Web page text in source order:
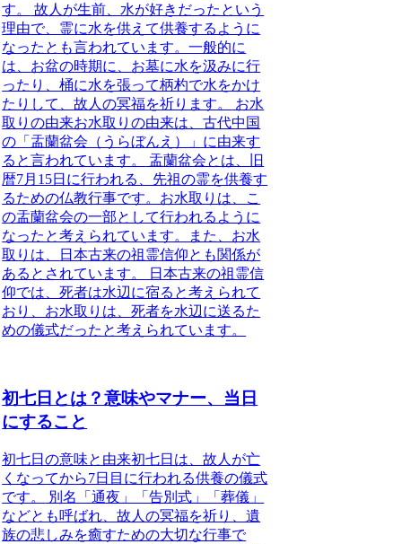
す。
故人が生前、水が好きだったという
理由で、霊に水を供えて供養するように
なったとも言われています。一般的に
は、 お盆の時期に、お墓に水を汲みに行
ったり、桶に水を張って柄杓で水をかけ
たりして、故人の冥福を祈ります。
お水
取りの由来お水取りの由来は、古代中国
の「盂蘭盆会（うらぼんえ）」に由来す
ると言われています。
盂蘭盆会とは、旧
暦7月15日に行われる、先祖の霊を供養す
るための仏教行事です。お水取りは、こ
の盂蘭盆会の一部として行われるように
なったと考えられています。また、お水
取りは、
日本古来の祖霊信仰とも関係が
あるとされています。
日本古来の祖霊信
仰では、死者は水辺に宿ると考えられて
おり、お水取りは、死者を水辺に送るた
めの儀式だったと考えられています。
初七日とは？意味やマナー、当日
にすること
初七日の意味と由来初七日は、故人が亡
くなってから7日目に行われる供養の儀式
です。
別名「通夜」「告別式」「葬儀」
などとも呼ばれ、故人の冥福を祈り、遺
族の悲しみを癒すための大切な行事で